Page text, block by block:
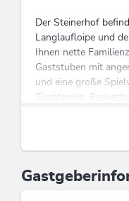
Der Steinerhof
Langlaufloipe und
Ihnen nette
Gaststuben mit
und eine große
Tischtennis,
Familienpark
entfernt.